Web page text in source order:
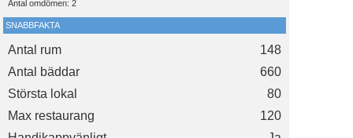
Antal omdömen: 2
SNABBFAKTA
Antal rum
148
Antal bäddar
660
Största lokal
80
Max restaurang
120